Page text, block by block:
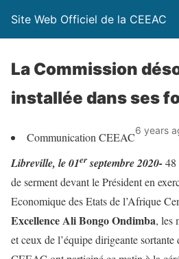
Site Web Officiel de la CEEAC
La Commission
installée dans ses
Communication CEEAC6 years
Libreville, le 01erseptembre 2020-48
de serment devant le Président en
Economique des Etats de l’Afrique
Excellence Ali Bongo Ondimba, les
et ceux de l’équipe dirigeante